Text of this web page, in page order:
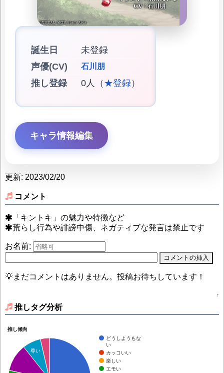
誕生日
未登録
声優(CV)
石川朋
推し登録 0人（ ★登録）
キャラ情報編集
更新: 2023/02/20
コメント
「キントキ」の魅力や特徴など
荒らし行為や誹謗中傷、ネガティブな発言は禁止です
お名前:
💡まだコメントはありません。投稿お待ちしています！
↑
推しタグ分析
推し傾向
どうしようもな
い
カッコいい
楽しい
エモい
尊い